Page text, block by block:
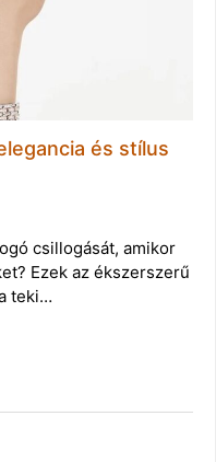
és stílus
csillogását, amikor
Ezek az ékszerszerű
teki…